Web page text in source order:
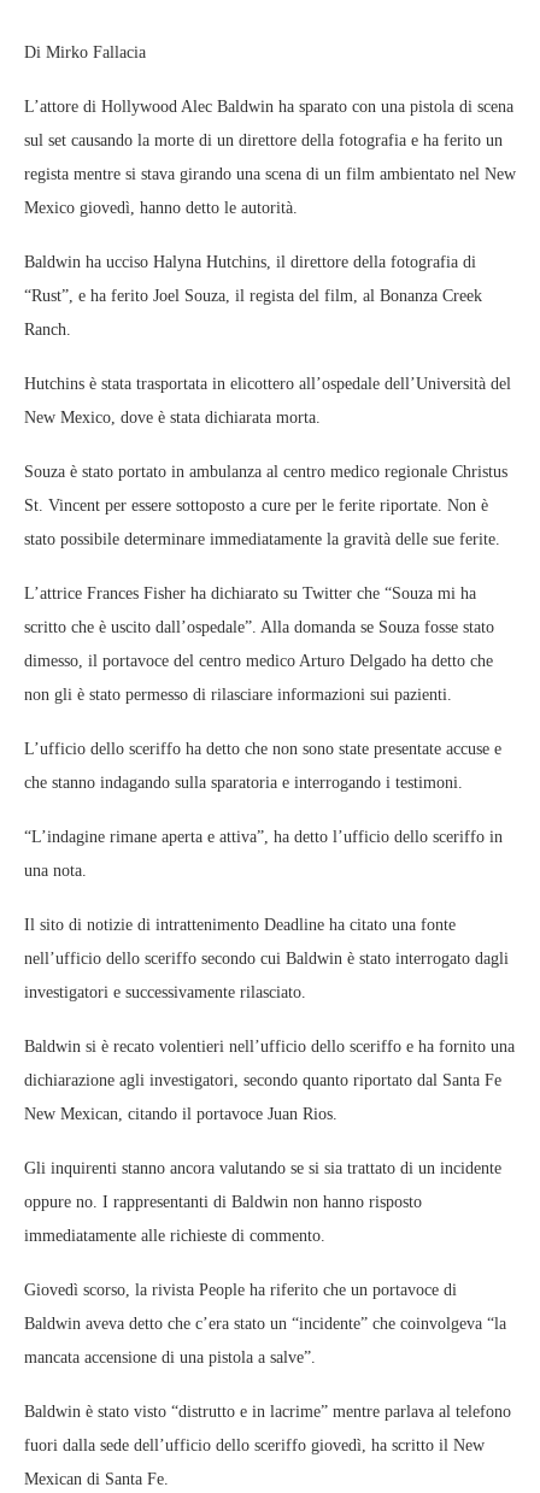
Di Mirko Fallacia
L’attore di Hollywood Alec Baldwin ha sparato con una pistola di scena
sul set causando la morte di un direttore della fotografia e ha ferito un
regista mentre si stava girando una scena di un film ambientato nel New
Mexico giovedì, hanno detto le autorità.
Baldwin ha ucciso Halyna Hutchins, il direttore della fotografia di
“Rust”, e ha ferito Joel Souza, il regista del film, al Bonanza Creek
Ranch.
Hutchins è stata trasportata in elicottero all’ospedale dell’Università del
New Mexico, dove è stata dichiarata morta.
Souza è stato portato in ambulanza al centro medico regionale Christus
St. Vincent per essere sottoposto a cure per le ferite riportate. Non è
stato possibile determinare immediatamente la gravità delle sue ferite.
L’attrice Frances Fisher ha dichiarato su Twitter che “Souza mi ha
scritto che è uscito dall’ospedale”. Alla domanda se Souza fosse stato
dimesso, il portavoce del centro medico Arturo Delgado ha detto che
non gli è stato permesso di rilasciare informazioni sui pazienti.
L’ufficio dello sceriffo ha detto che non sono state presentate accuse e
che stanno indagando sulla sparatoria e interrogando i testimoni.
“L’indagine rimane aperta e attiva”, ha detto l’ufficio dello sceriffo in
una nota.
Il sito di notizie di intrattenimento Deadline ha citato una fonte
nell’ufficio dello sceriffo secondo cui Baldwin è stato interrogato dagli
investigatori e successivamente rilasciato.
Baldwin si è recato volentieri nell’ufficio dello sceriffo e ha fornito una
dichiarazione agli investigatori, secondo quanto riportato dal Santa Fe
New Mexican, citando il portavoce Juan Rios.
Gli inquirenti stanno ancora valutando se si sia trattato di un incidente
oppure no. I rappresentanti di Baldwin non hanno risposto
immediatamente alle richieste di commento.
Giovedì scorso, la rivista People ha riferito che un portavoce di
Baldwin aveva detto che c’era stato un “incidente” che coinvolgeva “la
mancata accensione di una pistola a salve”.
Baldwin è stato visto “distrutto e in lacrime” mentre parlava al telefono
fuori dalla sede dell’ufficio dello sceriffo giovedì, ha scritto il New
Mexican di Santa Fe.